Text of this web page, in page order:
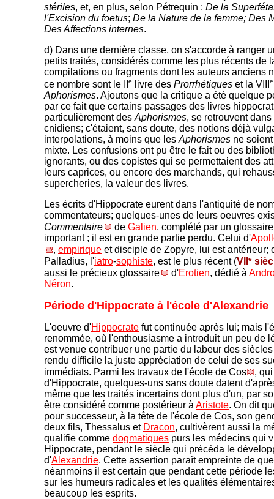
stériles, et, en plus, selon Pétrequin : De la
l'Excision du foetus; De la Nature de la femme; Des
Des Affections internes.
d) Dans une dernière classe, on s'accorde à ranger
petits traités, considérés comme les plus récents de
compilations ou fragments dont les auteurs anciens
ce nombre sont le II
e livre des Prorrhétiques et la VIII e
Aphorismes. Ajoutons que la critique a été quelque
par ce fait que certains passages des livres
particulièrement des Aphorismes, se retrouvent
cnidiens; c'étaient, sans doute, des notions déjà
interpolations, à moins que les Aphorismes ne
mixte. Les confusions ont pu être le fait ou des
ignorants, ou des copistes qui se permettaient des
leurs caprices, ou encore des marchands, qui
supercheries, la valeur des livres.
Les écrits d'Hippocrate eurent dans l'antiquité de
commentateurs; quelques-unes de leurs oeuvres
Commentaire
de Galien, complété par un
important ; il est en grande partie perdu. Celui d'
, empirique et disciple de Zopyre, lui est antérieur;
Palladius, l'iatro-sophiste, est le plus récent (VII e
aussi le précieux glossaire
d'Erotien, dédié à
Néron.
Période d'Hippocrate à l'école d'Alexandrie
L'oeuvre d'Hippocrate fut continuée après lui; mais
renommée, où l'enthousiasme a introduit un peu de
est venue contribuer une partie du labeur des
rendu difficile la juste appréciation de celui de ses
immédiats. Parmi les travaux de l'école de Cos
,
d'Hippocrate, quelques-uns sans doute datent
même que les traités incertains dont plus d'un, par
être considéré comme postérieur à Aristote. On dit
pour successeur, à la tête de l'école de Cos, son
deux fils, Thessalus et Dracon, cultivèrent aussi la
qualifie comme dogmatiques purs les médecins qui
Hippocrate, pendant le siècle qui précéda le
d'Alexandrie. Cette assertion paraît empreinte de
néanmoins il est certain que pendant cette période
sur les humeurs radicales et les qualités
beaucoup les esprits.